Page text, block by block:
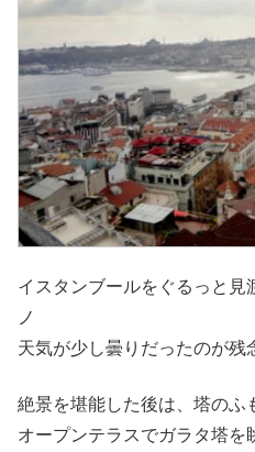
イスタンブールをぐるっと見
ノ
天気が少し曇りだったのが残
絶景を堪能した後は、塔のふ
オープンテラスでガラタ塔